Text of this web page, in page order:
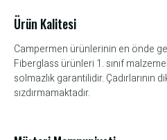
Ürün Kalitesi
Campermen ürünlerinin en önde
Fiberglass ürünleri 1. sınıf
solmazlık garantilidir. Çadırlarının
sızdırmamaktadır.